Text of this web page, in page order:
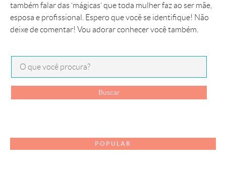
também falar das ‘mágicas’ que toda mulher faz ao ser mãe,
esposa e profissional. Espero que você se identifique! Não
deixe de comentar! Vou adorar conhecer você também.
POPULAR